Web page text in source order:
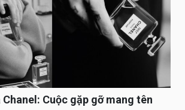
Cuộc gặp gỡ mang tên